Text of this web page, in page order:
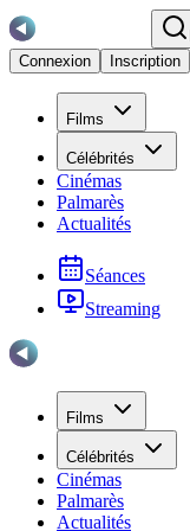
Connexion
Inscription
Films
Célébrités
Cinémas
Palmarès
Actualités
Séances
Streaming
Films
Célébrités
Cinémas
Palmarès
Actualités